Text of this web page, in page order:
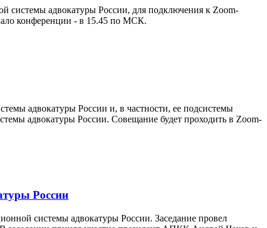
системы адвокатуры России, для подключения к Zoom-
конференции - в 15.45 по МСК.
адвокатуры России и, в частности, ее подсистемы
адвокатуры России. Совещание будет проходить в Zoom-
России
системы адвокатуры России. Заседание провел